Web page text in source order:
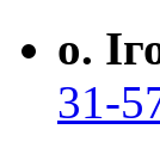
о.
31-